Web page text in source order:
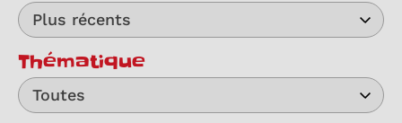
Plus récents
Thématique
Toutes